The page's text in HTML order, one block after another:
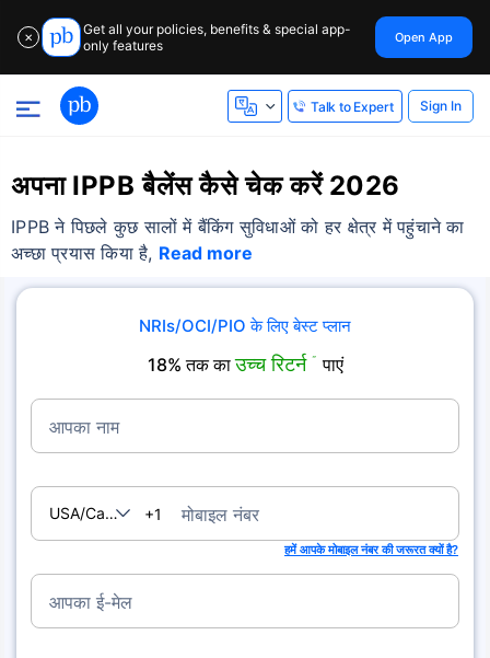
✕
Get all your policies, benefits & special app-
only features
Open App
Talk to Expert Sign In
अपना IPPB बैलेंस कैसे चेक करें 2026
IPPB ने पिछले कुछ सालों में बैंकिंग सुविधाओं को हर क्षेत्र में पहुंचाने का
अच्छा प्रयास किया है, Read more
NRIs/OCI/PIO के लिए बेस्ट प्लान
18% तक काउच्च रिटर्न ˜ पाएं
आपका नाम
USA/Canada
+1 मोबाइल नंबर
हमें आपके मोबाइल नंबर की जरूरत क्यों है?
आपका ई-मेल